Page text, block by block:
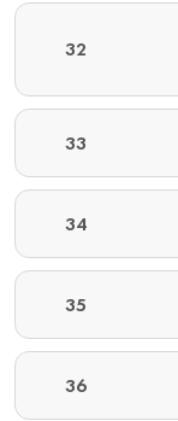
32
33
34
35
36